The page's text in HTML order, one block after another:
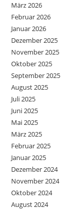
März 2026
Februar 2026
Januar 2026
Dezember 2025
November 2025
Oktober 2025
September 2025
August 2025
Juli 2025
Juni 2025
Mai 2025
März 2025
Februar 2025
Januar 2025
Dezember 2024
November 2024
Oktober 2024
August 2024